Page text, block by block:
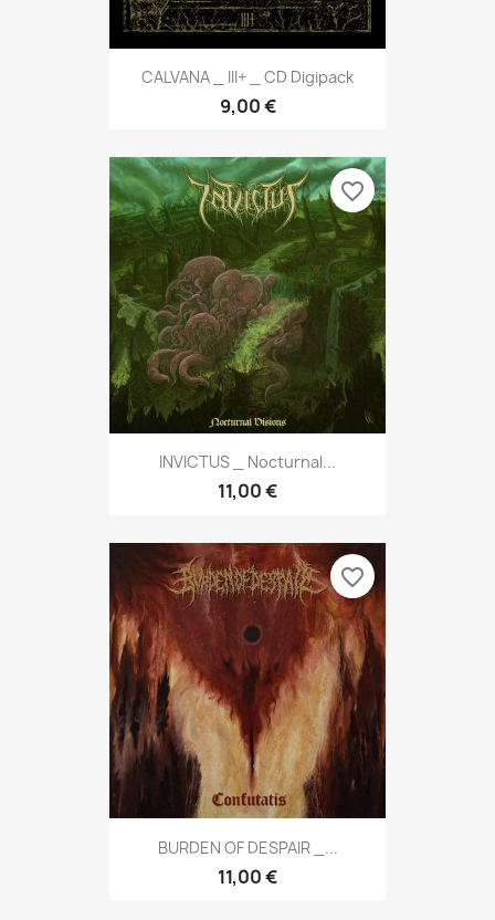
CALVANA _ III+ _ CD Digipack
9,00 €
INVICTUS _ Nocturnal...
11,00 €
favorite_border
BURDEN OF DESPAIR _...
11,00 €
favorite_border